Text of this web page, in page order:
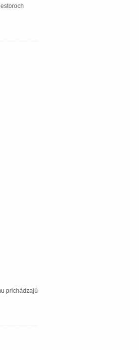
prichádzajú